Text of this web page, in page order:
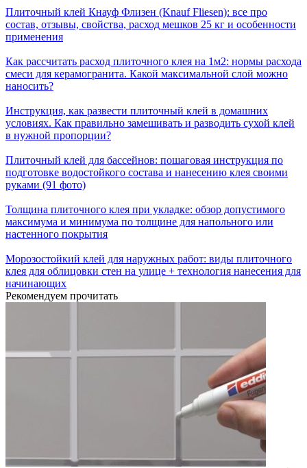
Плиточный клей Кнауф Флизен (Knauf Fliesen): все про
состав, отзывы, свойства, расход мешков 25 кг и особенности
применения
Как рассчитать расход плиточного клея на 1м2: нормы расхода
смеси для керамогранита. Какой максимальной слой можно
наносить?
Инструкция, как развести плиточный клей в домашних
условиях. Как правильно замешивать и разводить сухой клей
в нужной пропорции?
Плиточный клей для бассейнов: пошаговая инструкция по
подготовке водостойкого состава и нанесению клея своими
руками (91 фото)
Толщина плиточного клея при укладке: обзор допустимого
максимума и минимума по толщине для напольного или
настенного покрытия
Морозостойкий клей для наружных работ: виды плиточного
клея для облицовки стен на улице + технология нанесения для
начинающих
Рекомендуем прочитать